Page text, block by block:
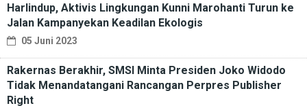
Harlindup, Aktivis Lingkungan Kunni Marohanti Turun ke
Jalan Kampanyekan Keadilan Ekologis
05 Juni 2023
Rakernas Berakhir, SMSI Minta Presiden Joko Widodo
Tidak Menandatangani Rancangan Perpres Publisher
Right